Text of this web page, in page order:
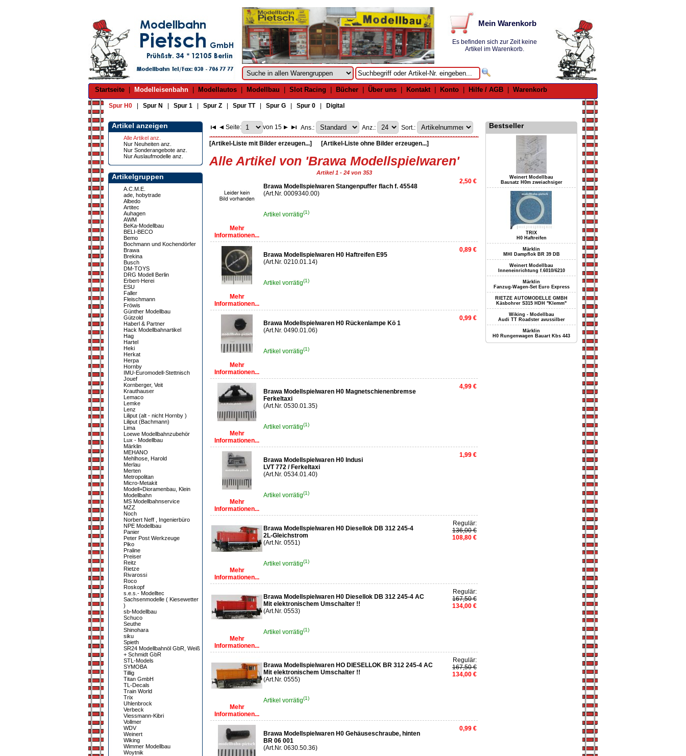
Mein Warenkorb
Es befinden sich zur Zeit keine
Artikel im Warenkorb.
Startseite Modelleisenbahn Modellautos Modellbau Slot Racing Bücher Über uns Kontakt| Konto Hilfe / AGB Warenkorb
Spur H0 Spur N Spur 1 Spur Z Spur TT| Spur G Spur 0 Digital
Artikel anzeigen
Alle Artikel anz.
Nur Neuheiten anz.
Nur Sonderangebote anz.
Nur Auslaufmodelle anz.
Artikelgruppen
A.C.M.E.
ade, hobytrade
Albedo
Artitec
Auhagen
AWM
BeKa-Modellbau
BELI-BECO
Bemo
Bochmann und Kochendörfer
Brawa
Brekina
Busch
DM-TOYS
DRG Modell Berlin
Erbert-Herei
ESU
Faller
Fleischmann
Fröwis
Günther Modellbau
Gützold
Haberl & Partner
Hack Modellbahnartikel
Hag
Hartel
Heki
Herkat
Herpa
Hornby
IMU-Euromodell-Stettnisch
Jouef
Kornberger, Veit
Krauthauser
Lemaco
Lemke
Lenz
Liliput (alt - nicht Hornby )
Liliput (Bachmann)
Lima
Loewe Modellbahnzubehör
Lux - Modellbau
Märklin
MEHANO
Mehlhose, Harold
Merlau
Merten
Metropolitan
Micro-Metakit
Modell+Dioramenbau, Klein
Modellbahn
MS Modellbahnservice
MZZ
Noch
Norbert Neff , Ingenierbüro
NPE Modellbau
Panier
Peter Post Werkzeuge
Piko
Praline
Preiser
Reitz
Rietze
Rivarossi
Roco
Roskopf
s.e.s.- Modelltec
Sachsenmodelle ( Kiesewetter
)
sb-Modellbau
Schuco
Seuthe
Shinohara
siku
Spieth
SR24 Modellbahnöl GbR, Weiß
+ Schmidt GbR
STL-Models
SYMOBA
Tillig
Titan GmbH
TL-Decals
Train World
Trix
Uhlenbrock
Verbeck
Viessmann-Kibri
Vollmer
WDV
Weinert
Wiking
Wimmer Modellbau
Woytnik
Seite: von 15 Ans.: Anz.: Sort.:
[Artikel-Liste mit Bilder erzeugen...] [Artikel-Liste ohne Bilder erzeugen...]
Alle Artikel von 'Brawa Modellspielwaren'
Artikel 1 - 24 von 353
Mehr
Informationen...
Brawa Modellspielwaren Stangenpuffer flach f. 45548
(Art.Nr. 0009340.00)
Artikel vorrätig(1)
2,50 €
Mehr
Informationen...
Brawa Modellspielwaren H0 Haftreifen E95
(Art.Nr. 0210.01.14)
Artikel vorrätig(1)
0,89 €
Mehr
Informationen...
Brawa Modellspielwaren H0 Rückenlampe Kö 1
(Art.Nr. 0490.01.06)
Artikel vorrätig(1)
0,99 €
Mehr
Informationen...
Brawa Modellspielwaren H0 Magnetschienenbremse
Ferkeltaxi
(Art.Nr. 0530.01.35)
Artikel vorrätig(1)
4,99 €
Mehr
Informationen...
Brawa Modellspielwaren H0 Indusi
LVT 772 / Ferkeltaxi
(Art.Nr. 0534.01.40)
Artikel vorrätig(1)
1,99 €
Mehr
Informationen...
Brawa Modellspielwaren H0 Diesellok DB 312 245-4
2L-Gleichstrom
(Art.Nr. 0551)
Artikel vorrätig(1)
Regulär:
136,00 €
108,80 €
Mehr
Informationen...
Brawa Modellspielwaren H0 Diesellok DB 312 245-4 AC
Mit elektronischem Umschalter !!
(Art.Nr. 0553)
Artikel vorrätig(1)
Regulär:
167,50 €
134,00 €
Mehr
Informationen...
Brawa Modellspielwaren HO DIESELLOK BR 312 245-4 AC
Mit elektronischem Umschalter !!
(Art.Nr. 0555)
Artikel vorrätig(1)
Regulär:
167,50 €
134,00 €
Brawa Modellspielwaren H0 Gehäuseschraube, hinten
BR 06 001
(Art.Nr. 0630.50.36)
0,99 €
Bestseller
Weinert Modellbau
Bausatz H0m zweiachsiger
TRIX
H0 Haftreifen
Märklin
MHI Dampflok BR 39 DB
Weinert Modellbau
Inneneinrichtung f.6010/6210
Märklin
Fanzug-Wagen-Set Euro Express
RIETZE AUTOMODELLE GMBH
Käsbohrer S315 HDH "Klemm"
Wiking - Modellbau
Audi TT Roadster avussilber
Märklin
H0 Rungenwagen Bauart Kbs 443